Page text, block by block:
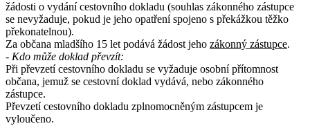
žádosti o vydání cestovního dokladu (souhlas zákonného zástupce
se nevyžaduje, pokud je jeho opatření spojeno s překážkou těžko
překonatelnou).
Za občana mladšího 15 let podává žádost jeho zákonný zástupce.
- Kdo může doklad převzít:
Při převzetí cestovního dokladu se vyžaduje osobní přítomnost
občana, jemuž se cestovní doklad vydává, nebo zákonného
zástupce.
Převzetí cestovního dokladu zplnomocněným zástupcem je
vyloučeno.